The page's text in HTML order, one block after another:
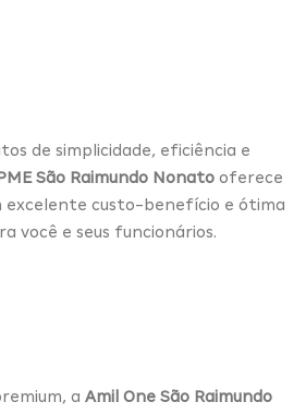
de simplicidade, eficiência e
São Raimundo Nonato oferece
excelente custo-benefício e ótima
você e seus funcionários.
a Amil One São Raimundo